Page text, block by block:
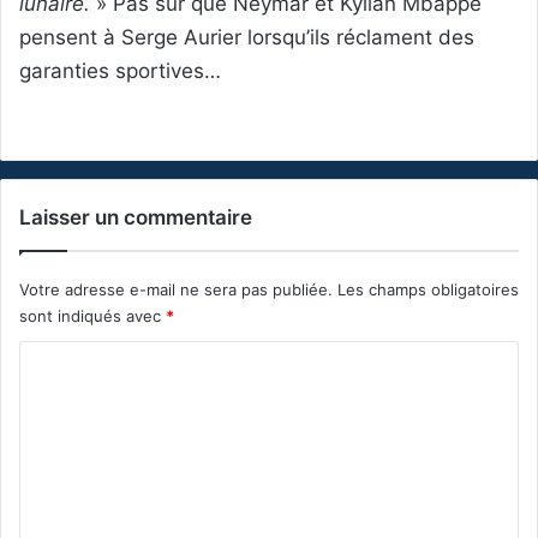
pensent à Serge Aurier lorsqu’ils réclament des
garanties sportives…
Laisser un commentaire
Votre adresse e-mail ne sera pas publiée. Les champs obligatoires
sont indiqués avec *